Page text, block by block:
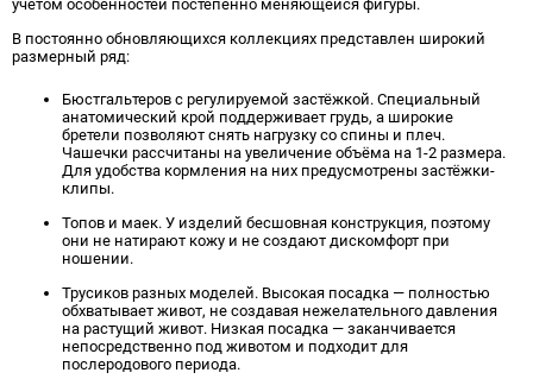
учетом особенностей постепенно меняющейся фигуры.
В постоянно обновляющихся коллекциях представлен широкий
размерный ряд:
Бюстгальтеров с регулируемой застёжкой. Специальный
анатомический крой поддерживает грудь, а широкие
бретели позволяют снять нагрузку со спины и плеч.
Чашечки рассчитаны на увеличение объёма на 1-2 размера.
Для удобства кормления на них предусмотрены застёжки-
клипы.
Топов и маек. У изделий бесшовная конструкция, поэтому
они не натирают кожу и не создают дискомфорт при
ношении.
Трусиков разных моделей. Высокая посадка — полностью
обхватывает живот, не создавая нежелательного давления
на растущий живот. Низкая посадка — заканчивается
непосредственно под животом и подходит для
послеродового периода.